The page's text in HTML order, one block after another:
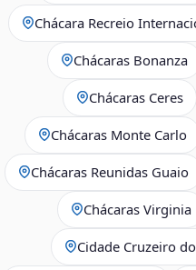
Chácara Recreio
Chácaras Bonanza
Chácaras Ceres
Chácaras Monte Carlo
Chácaras Reunidas Guaio
Chácaras Virginia
Cidade Cruzeiro